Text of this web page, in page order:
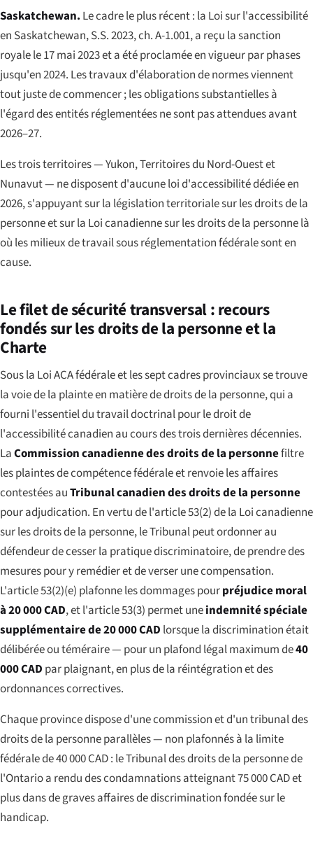
Saskatchewan. Le cadre le plus récent : la Loi sur l'accessibilité
en Saskatchewan, S.S. 2023, ch. A-1.001, a reçu la sanction
royale le 17 mai 2023 et a été proclamée en vigueur par phases
jusqu'en 2024. Les travaux d'élaboration de normes viennent
tout juste de commencer ; les obligations substantielles à
l'égard des entités réglementées ne sont pas attendues avant
2026–27.
Les trois territoires — Yukon, Territoires du Nord-Ouest et
Nunavut — ne disposent d'aucune loi d'accessibilité dédiée en
2026, s'appuyant sur la législation territoriale sur les droits de la
personne et sur la Loi canadienne sur les droits de la personne là
où les milieux de travail sous réglementation fédérale sont en
cause.
Le filet de sécurité transversal : recours
fondés sur les droits de la personne et la
Charte
Sous la Loi ACA fédérale et les sept cadres provinciaux se trouve
la voie de la plainte en matière de droits de la personne, qui a
fourni l'essentiel du travail doctrinal pour le droit de
l'accessibilité canadien au cours des trois dernières décennies.
LaCommission canadienne des droits de la personnefiltre
les plaintes de compétence fédérale et renvoie les affaires
contestées auTribunal canadien des droits de la personne
pour adjudication. En vertu de l'article 53(2) de la Loi canadienne
sur les droits de la personne, le Tribunal peut ordonner au
défendeur de cesser la pratique discriminatoire, de prendre des
mesures pour y remédier et de verser une compensation.
L'article 53(2)(e) plafonne les dommages pourpréjudice moral
à 20 000 CAD, et l'article 53(3) permet uneindemnité spéciale
supplémentaire de 20 000 CAD lorsque la discrimination était
délibérée ou téméraire — pour un plafond légal maximum de40
000 CAD par plaignant, en plus de la réintégration et des
ordonnances correctives.
Chaque province dispose d'une commission et d'un tribunal des
droits de la personne parallèles — non plafonnés à la limite
fédérale de 40 000 CAD : le Tribunal des droits de la personne de
l'Ontario a rendu des condamnations atteignant 75 000 CAD et
plus dans de graves affaires de discrimination fondée sur le
handicap.